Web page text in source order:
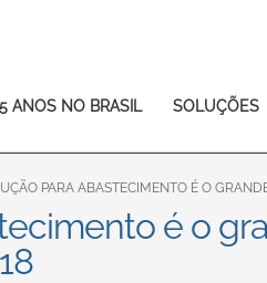
ANOS NO BRASIL SOLUÇÕES
PARA ABASTECIMENTO É O
é o